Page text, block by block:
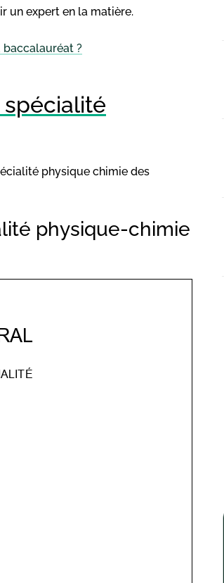
un expert en la matière.
?
spécialité
physique chimie des
physique-chimie